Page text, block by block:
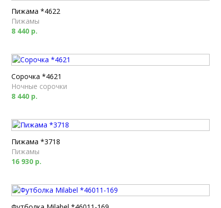
Пижама *4622
Пижамы
8 440 р.
Сорочка *4621
Ночные сорочки
8 440 р.
Пижама *3718
Пижамы
16 930 р.